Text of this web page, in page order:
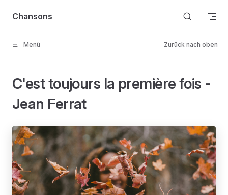
Skip to content
Chansons
Menü Zurück nach oben
C'est toujours la première fois -
Jean Ferrat